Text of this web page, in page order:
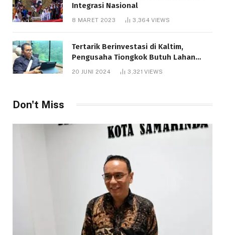
Integrasi Nasional
8 MARET 2023 3,364VIEWS
Tertarik Berinvestasi di Kaltim,
Pengusaha Tiongkok Butuh Lahan
1.000 Hektare
20 JUNI 2024 3,321VIEWS
Don't Miss